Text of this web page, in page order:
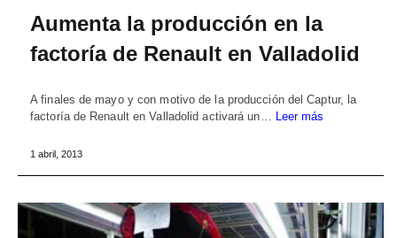
Aumenta la producción en la
factoría de Renault en Valladolid
A finales de mayo y con motivo de la producción del Captur, la
factoría de Renault en Valladolid activará un… Leer más
1 abril, 2013